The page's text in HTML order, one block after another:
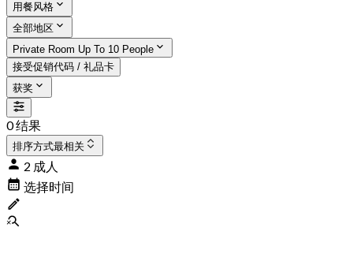
用餐风格
全部地区
Private Room Up To 10 People
接受促销代码 / 礼品卡
获奖
0 结果
排序方式最相关
2 成人
选择时间